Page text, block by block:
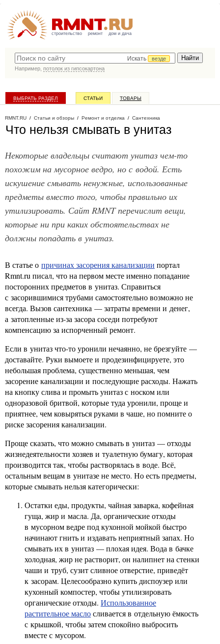
строительство ремонт дом и дача
Искать
везде
Например, потолок из гипсокартона
ВЫБРАТЬ РАЗДЕЛ СТАТЬИ ТОВАРЫ
RMNT.RU / Статьи и обзоры / Ремонт и отделка / Сантехника
Что нельзя смывать в унитаз
Некоторые владельцы считают унитаз чем-то
похожим на мусорное ведро, но с водой. Есть
искушение смывать ненужные, использованные
предметы вместо того, чтобы правильно их
утилизировать. Сайт RMNT перечислит вещи,
которые ни при каких обстоятельствах не
должны попадать в унитаз.
В статье о причинах засорения канализации портал
Rmnt.ru писал, что на первом месте именно попадание
посторонних предметов в унитаз. Справиться
с засорившимися трубами самостоятельно возможно не
всегда. Вызов сантехника — затраты времени и денег,
а затопленные из-за засора соседи потребуют
компенсацию за испорченный ремонт.
Если в унитаз что-то уронили нечаянно, не брезгуйте —
доставайте. Руки вымоете и продезинфицируете, это
небольшая проблема, существенно меньшая, чем
засорение канализации и последующие расходы. Нажать
на кнопку слива и промыть унитаз с носком или
одноразовой бритвой, которые туда уронили, проще и
приятнее, чем ковыряться руками в чаше, но помните о
риске засорения канализации.
Проще сказать, что можно смывать в унитаз — отходы
жизнедеятельности хозяев и туалетную бумагу, которая
производится так, чтобы растворялась в воде. Всё,
остальным вещам в унитазе не место. Но есть предметы,
которые смывать нельзя категорически:
Остатки еды, продукты, чайная заварка, кофейная
гуща, жир и масла. Да, органические отходы
в мусорном ведре под кухонной мойкой быстро
начинают гнить и издавать неприятный запах. Но
смывать их в унитаз — плохая идея. Вода в бачке
холодная, жир не растворит, он налипнет на стенки
чаши и труб, сузит сливное отверстие, приведёт
к засорам. Целесообразно купить диспоузер или
кухонный компостер, чтобы утилизировать
органические отходы. Использованное
растительное маслосливается в отдельную ёмкость
с крышкой, чтобы затем спокойно выбросить
вместе с мусором.